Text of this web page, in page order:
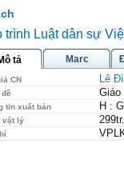
trình Luật dân sự
tả Marc
CN Lê
đề Giáo
tin xuất bản H :
vật lý